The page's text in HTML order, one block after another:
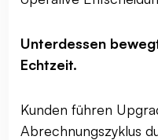
Unterdessen
Echtzeit.
Kunden führen
Abrechnungszyklus